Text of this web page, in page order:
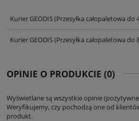
Kurier GEODIS(Przesyłka całopaletowa do
Kurier GEODIS(Przesyłka całopaletowa do
OPINIE O PRODUKCIE (0)
Wyświetlane są wszystkie opinie
Weryfikujemy, czy pochodzą one od
produkt.